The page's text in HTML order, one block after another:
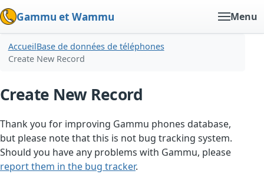
Gammu et Wammu Menu
AccueilBase de données de téléphones
Create New Record
Create New Record
Thank you for improving Gammu phones database,
but please note that this is not bug tracking system.
Should you have any problems with Gammu, please
report them in the bug tracker.